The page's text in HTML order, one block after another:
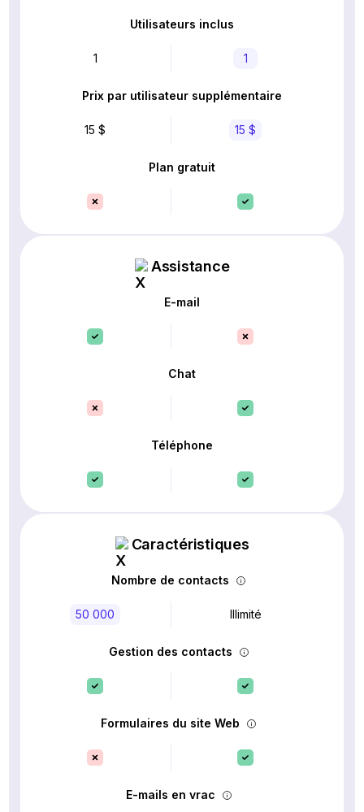
Utilisateurs inclus
1 1
Prix par utilisateur supplémentaire
15 $ 15 $
Plan gratuit
Assistance
E-mail
Chat
Téléphone
Caractéristiques
Nombre de contacts
50 000 Illimité
Gestion des contacts
Formulaires du site Web
E-mails en vrac